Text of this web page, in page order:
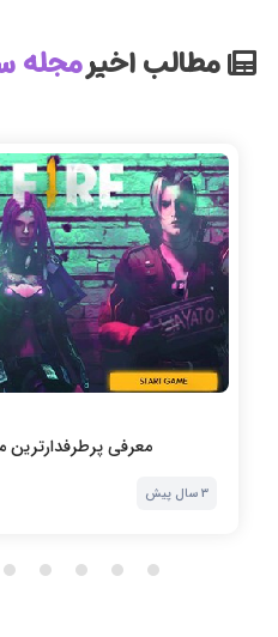
مطالب اخیرمجله
معرفی پرطرفدارترین
3 سال پیش